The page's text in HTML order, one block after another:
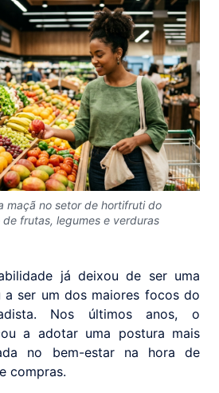
maçã no setor de hortifruti do
frutas, legumes e verduras
já deixou de ser uma
a ser um dos maiores focos do
Nos últimos anos, o
a adotar uma postura mais
no bem-estar na hora de
compras.